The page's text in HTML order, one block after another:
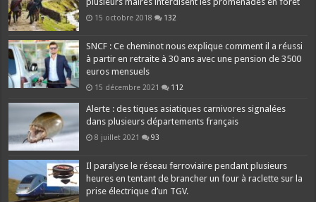
15 octobre 2018 132
SNCF : Ce cheminot nous explique comment il a réussi
à partir en retraite à 30 ans avec une pension de 3500
euros mensuels
15 décembre 2021 112
Alerte : des tiques asiatiques carnivores signalées
dans plusieurs départements français
8 juillet 2021 93
Il paralyse le réseau ferroviaire pendant plusieurs
heures en tentant de brancher un four à raclette sur la
prise électrique d’un TGV.